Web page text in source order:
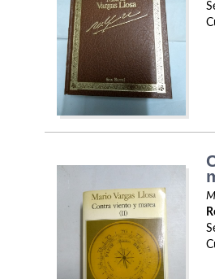
Novela Extranjera
Novela fantástica
Novela histórica
Papás, Mamás, bebés...